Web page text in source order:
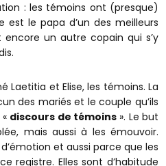
: les témoins ont (presque)
le papa d’un des meilleurs
un autre copain qui s’y
Laetitia et Elise, les témoins. La
des mariés et le couple qu’ils
discours de témoins». Le but
mais aussi à les émouvoir.
et aussi parce que les
registre. Elles sont d’habitude